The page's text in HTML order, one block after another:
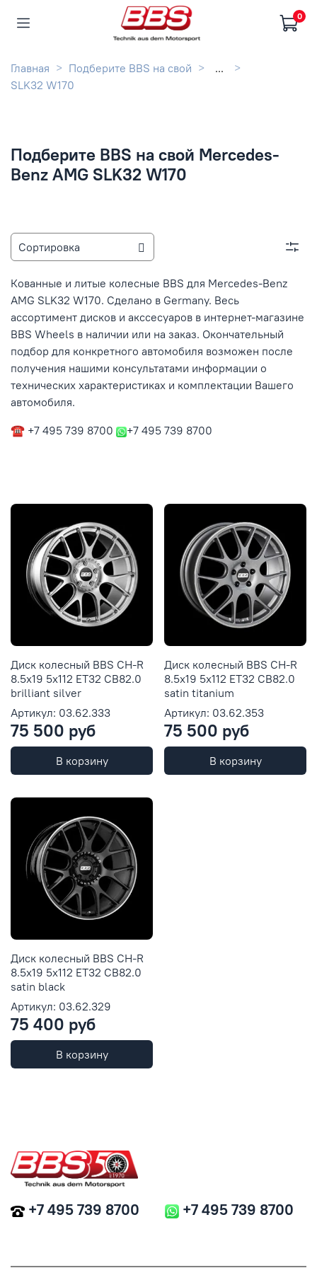
0
Главная Подберите BBS на свой
...
SLK32 W170
Подберите BBS на свой Mercedes-
Benz AMG SLK32 W170
Кованные и литые колесные BBS для Mercedes-Benz
AMG SLK32 W170. Сделано в Germany. Весь
ассортимент дисков и акссесуаров в интернет-магазине
BBS Wheels в наличии или на заказ. Окончательный
подбор для конкретного автомобиля возможен после
получения нашими консультатами информации о
технических характеристиках и комплектации Вашего
автомобиля.
☎ +7 495 739 8700
+7 495 739 8700
Диск колесный BBS CH-R
8.5x19 5x112 ET32 CB82.0
brilliant silver
Артикул: 03.62.333
75 500 руб
В корзину
Диск колесный BBS CH-R
8.5x19 5x112 ET32 CB82.0
satin titanium
Артикул: 03.62.353
75 500 руб
В корзину
Диск колесный BBS CH-R
8.5x19 5x112 ET32 CB82.0
satin black
Артикул: 03.62.329
75 400 руб
В корзину
+7 495 739 8700 +7 495 739 8700